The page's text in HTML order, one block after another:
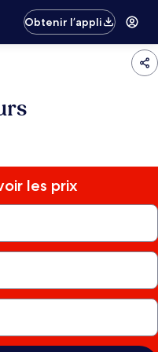
Obtenir l’appli
les prix